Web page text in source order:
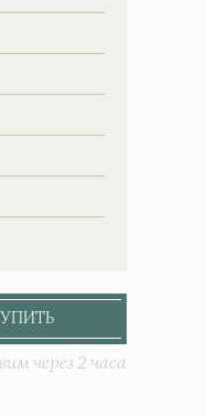
через 2 часа